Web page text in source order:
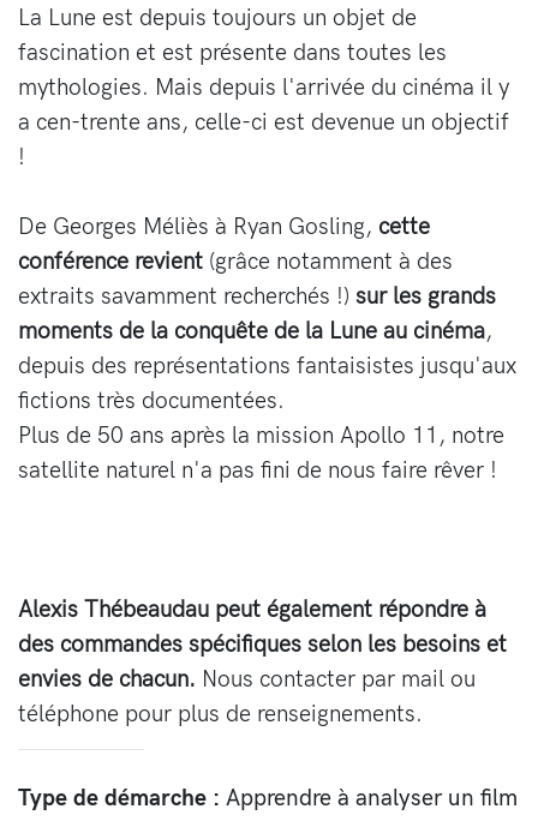
La Lune est depuis toujours un objet de
fascination et est présente dans toutes les
mythologies. Mais depuis l'arrivée du cinéma il y
a cen-trente ans, celle-ci est devenue un objectif
!
De Georges Méliès à Ryan Gosling, cette
conférence revient (grâce notamment à des
extraits savamment recherchés !) sur les grands
moments de la conquête de la Lune au cinéma,
depuis des représentations fantaisistes jusqu'aux
fictions très documentées.
Plus de 50 ans après la mission Apollo 11, notre
satellite naturel n'a pas fini de nous faire rêver !
Alexis Thébeaudau peut également répondre à
des commandes spécifiques selon les besoins et
envies de chacun. Nous contacter par mail ou
téléphone pour plus de renseignements.
Type de démarche : Apprendre à analyser un film